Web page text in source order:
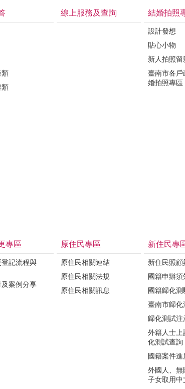
類
類
線上服務及查詢 結婚拍照
設計發想
貼心小物
新人拍照留
臺南市各戶
婚拍照專區
專區
記流程與
案例分享
原住民專區
原住民相關連結
原住民相關法規
原住民相關訊息
新住民專
新住民照顧
國籍申辦須
國籍歸化測
臺南市歸化
歸化測試注
外籍人士上
化測試查詢
國籍案件進
外國人、無
子女取用中